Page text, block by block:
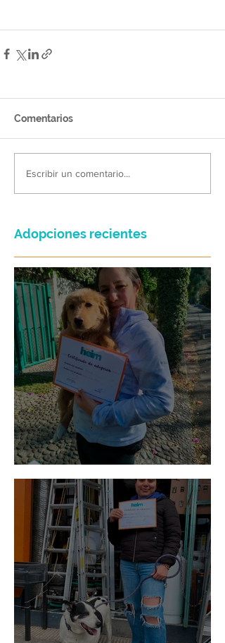
Comentarios
Escribir un comentario...
Adopciones recientes
Bellota